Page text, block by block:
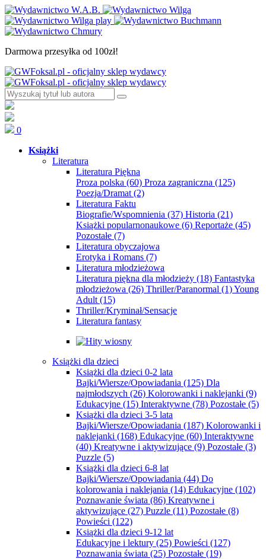
Darmowa przesyłka od 100zł!
0
Książki
Literatura
Literatura Piękna
Proza polska (60) Proza zagraniczna (125)
Poezja/Dramat (2)
Literatura Faktu
Biografie/Wspomnienia (37) Historia (21)
Książki popularnonaukowe (6) Reportaże (45)
Pozostałe (7)
Literatura obyczajowa
Erotyka i Romans (7)
Literatura młodzieżowa
Literatura piękna dla młodzieży (18) Fantastyka
młodzieżowa (26) Thriller/Paranormal (1)Young
Adult (15)
Thriller/Kryminał/Sensacje
Literatura fantasy
Książki dla dzieci
Książki dla dzieci 0-2 lata
Bajki/Wiersze/Opowiadania (125) Dla
najmłodszych (26) Kolorowanki i naklejanki (9)
Edukacyjne (15) Interaktywne (78) Pozostałe (5)
Książki dla dzieci 3-5 lata
Bajki/Wiersze/Opowiadania (187) Kolorowanki i
naklejanki (168) Edukacyjne (60) Interaktywne
(40) Kreatywne i aktywizujące (9) Pozostałe (3)
Puzzle (5)
Książki dla dzieci 6-8 lat
Bajki/Wiersze/Opowiadania (44) Do
kolorowania i naklejania (14) Edukacyjne (102)
Poznawanie świata (86) Kreatywne i
aktywizujące (27) Puzzle (11) Pozostałe (8)
Powieści (122)
Książki dla dzieci 9-12 lat
Edukacyjne i lektury (25) Powieści (127)
Poznawania świata (25) Pozostałe (19)